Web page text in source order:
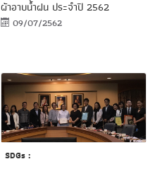
ผ้าอาบน้ำฝน ประจำปี 2562
09/07/2562
SDGs :